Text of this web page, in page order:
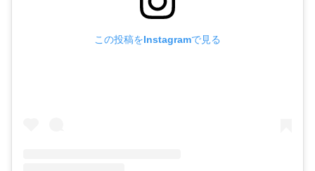
この投稿をInstagramで見る